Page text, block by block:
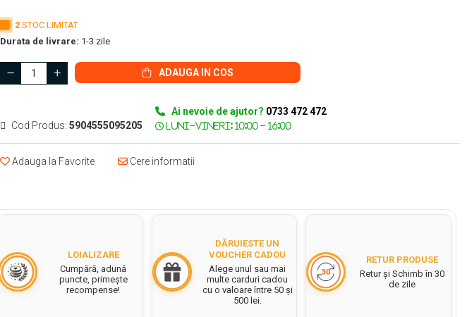
2 STOC LIMITAT
Durata de livrare: 1-3 zile
ADAUGA IN COS
Cod Produs: 5904555095205
Ai nevoie de ajutor? 0733 472 472
Adauga la Favorite Cere informatii
LOIALIZARE
Cumpără, adună
puncte, primește
recompense!
DĂRUIESTE UN
VOUCHER CADOU
Alege unul sau mai
multe carduri cadou
cu o valoare între 50 și
500 lei.
RETUR PRODUSE
Retur și Schimb în 30
de zile